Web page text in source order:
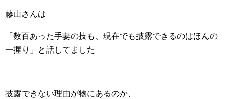
藤山さんは
「数百あった手妻の技も、現在でも披露できるのはほんの
一握り」と話してました
披露できない理由が物にあるのか、